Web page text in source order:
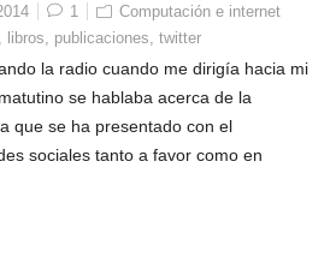
1
Computación e internet
libros publicaciones ,twitter
la radio cuando me dirigía hacia mi
se hablaba acerca de la
que se ha presentado con el
sociales tanto a favor como en